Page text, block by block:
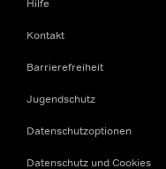
Hilfe
Kontakt
Barrierefreiheit
Jugendschutz
Datenschutzoptionen
Datenschutz und Cookies